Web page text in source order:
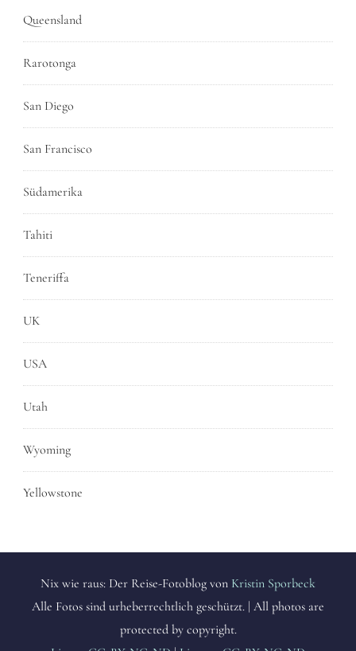
Queensland
Rarotonga
San Diego
San Francisco
Südamerika
Tahiti
Teneriffa
UK
USA
Utah
Wyoming
Yellowstone
Nix wie raus: Der Reise-Fotoblog von Kristin Sporbeck
Alle Fotos sind urheberrechtlich geschützt. | All photos are
protected by copyright.